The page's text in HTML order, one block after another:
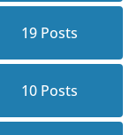
19Posts
10Posts